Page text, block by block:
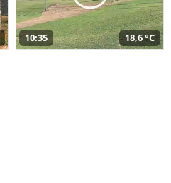
10:35 18,6 °C